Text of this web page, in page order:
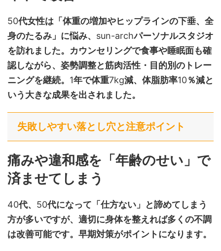
50代女性は「体重の増加やヒップラインの下垂、全
身のたるみ」に悩み、 sun-archパーソナルスタジオ
を訪れました。カウンセリングで食事や睡眠面も確
認しながら、姿勢調整と筋肉活性・目的別のトレー
ニングを継続。 1年で体重7kg減、体脂肪率10％減と
いう大きな成果を出されました。
失敗しやすい落とし穴と注意ポイント
痛みや違和感を「年齢のせい」で
済ませてしまう
40代、 50代になって「仕方ない」と諦めてしまう
方が多いですが、適切に身体を整えれば多くの不調
は改善可能です。早期対策がポイントになります。